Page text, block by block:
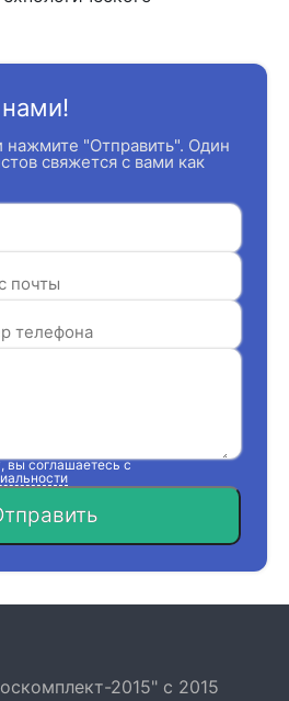
нажмите "Отправить". Один
свяжется с вами как
вы соглашаетесь с
2015" с 2015